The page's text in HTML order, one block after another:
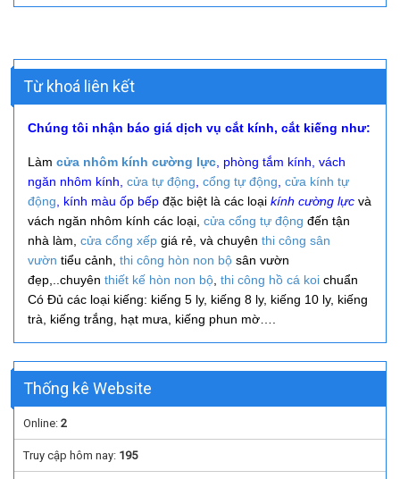
Từ khoá liên kết
Chúng tôi nhận báo giá dịch vụ cắt kính, cắt kiếng như:
Làm cửa nhôm kính cường lực , phòng tắm kính, vách
ngăn nhôm kính, cửa tự động cổng tự động cửa kính tự
động , kính màu ốp bếp đặc biệt là các loại kính cường lực và
vách ngăn nhôm kính các loại, cửa cổng tự động đến tận
nhà làm, cửa cổng xếp giá rẻ, và chuyên thi công sân
vườn tiểu cảnh, thi công hòn non bộ sân vườn
đẹp,.. chuyên thiết kế hòn non bộ thi công hồ cá koi chuẩn
Có Đủ các loại kiếng: kiếng 5 ly, kiếng 8 ly, kiếng 10 ly, kiếng
trà, kiếng trắng, hạt mưa, kiếng phun mờ….
Thống kê Website
Online: 2
Truy cập hôm nay: 195